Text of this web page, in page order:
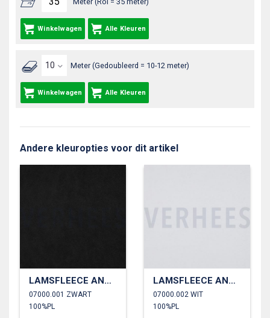
Winkelwagen Alle Kleuren
Meter (Gedoubleerd = 10-12 meter)
Winkelwagen Alle Kleuren
Andere kleuropties voor dit artikel
LAMSFLEECE ANTI PILLING
07000.001 ZWART
100%PL
LAMSFLEECE ANTI PILLING
07000.002 WIT
100%PL